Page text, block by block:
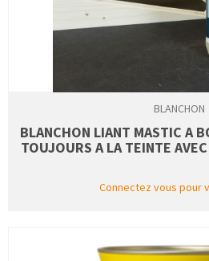
BLANCHON
BLANCHON LIANT MASTIC A
TOUJOURS A LA TEINTE
Connectez vous pour